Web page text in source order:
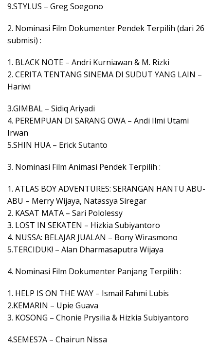
9.STYLUS – Greg Soegono
2. Nominasi Film Dokumenter Pendek Terpilih (dari 26
submisi) :
1. BLACK NOTE – Andri Kurniawan & M. Rizki
2. CERITA TENTANG SINEMA DI SUDUT YANG LAIN –
Hariwi
3.GIMBAL – Sidiq Ariyadi
4. PEREMPUAN DI SARANG OWA – Andi Ilmi Utami
Irwan
5.SHIN HUA – Erick Sutanto
3. Nominasi Film Animasi Pendek Terpilih :
1. ATLAS BOY ADVENTURES: SERANGAN HANTU ABU-
ABU – Merry Wijaya, Natassya Siregar
2. KASAT MATA – Sari Pololessy
3. LOST IN SEKATEN – Hizkia Subiyantoro
4. NUSSA: BELAJAR JUALAN – Bony Wirasmono
5.TERCIDUK! – Alan Dharmasaputra Wijaya
4. Nominasi Film Dokumenter Panjang Terpilih :
1. HELP IS ON THE WAY – Ismail Fahmi Lubis
2.KEMARIN – Upie Guava
3. KOSONG – Chonie Prysilia & Hizkia Subiyantoro
4.SEMES7A – Chairun Nissa